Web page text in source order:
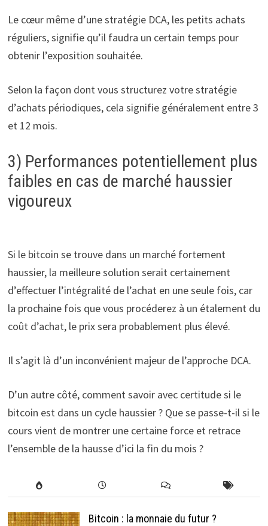
Le cœur même d’une stratégie DCA, les petits achats
réguliers, signifie qu’il faudra un certain temps pour
obtenir l’exposition souhaitée.
Selon la façon dont vous structurez votre stratégie
d’achats périodiques, cela signifie généralement entre 3
et 12 mois.
3) Performances potentiellement plus
faibles en cas de marché haussier
vigoureux
Si le bitcoin se trouve dans un marché fortement
haussier, la meilleure solution serait certainement
d’effectuer l’intégralité de l’achat en une seule fois, car
la prochaine fois que vous procéderez à un étalement du
coût d’achat, le prix sera probablement plus élevé.
Il s’agit là d’un inconvénient majeur de l’approche DCA.
D’un autre côté, comment savoir avec certitude si le
bitcoin est dans un cycle haussier ? Que se passe-t-il si le
cours vient de montrer une certaine force et retrace
l’ensemble de la hausse d’ici la fin du mois ?
Bitcoin : la monnaie du futur ?